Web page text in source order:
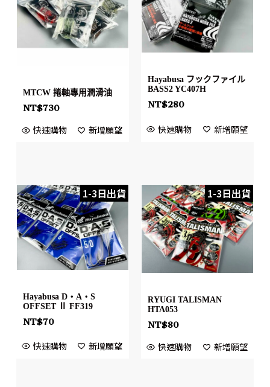
MTCW 捲軸專用潤滑油
NT$730
快速購物 新增願望
Hayabusa フックファイル
BASS2 YC407H
NT$280
快速購物 新增願望
1-3日出貨
Hayabusa D・A・S
OFFSET Ⅱ FF319
NT$70
快速購物 新增願望
1-3日出貨
RYUGI TALISMAN
HTA053
NT$80
快速購物 新增願望